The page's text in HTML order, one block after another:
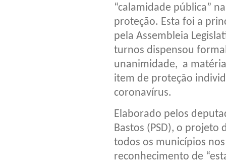
“calamidade pública”
proteção. Esta foi a
pela Assembleia
turnos dispensou
unanimidade, a
item de proteção
coronavírus.
Elaborado pelos
Bastos (PSD), o projeto
todos os municípios
reconhecimento de